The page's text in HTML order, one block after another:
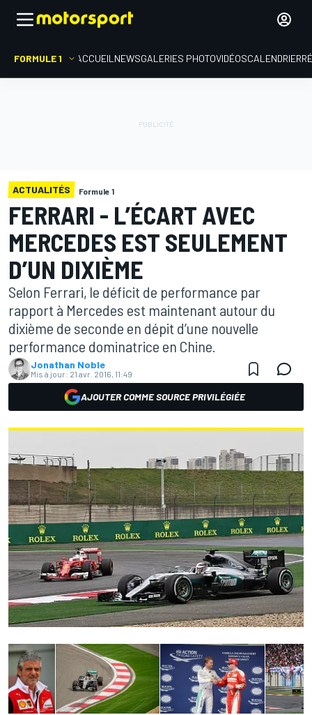
FORMULE 1 ACCUEIL NEWSGALERIES PHOTOVIDÉOSCALENDRIER
ACTUALITÉS Formule 1
FERRARI - L’ÉCART AVEC
MERCEDES EST SEULEMENT
D’UN DIXIÈME
Selon Ferrari, le déficit de performance par
rapport à Mercedes est maintenant autour du
dixième de seconde en dépit d’une nouvelle
performance dominatrice en Chine.
Jonathan Noble
Mis à jour: 21 avr. 2016, 11:49
AJOUTER COMME SOURCE PRIVILÉGIÉE